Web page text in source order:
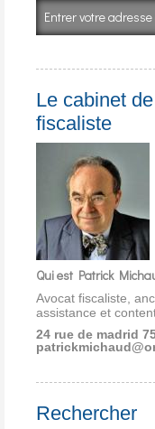
Le cabinet
fiscaliste
Qui est Patrick
Avocat fiscaliste,
assistance et
24 rue de madrid
Rechercher